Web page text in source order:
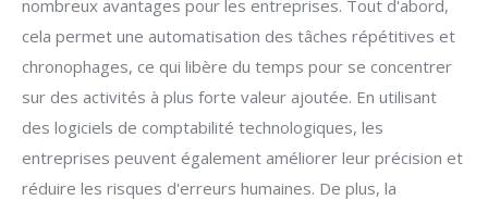
nombreux avantages pour les entreprises. Tout d'abord,
cela permet une automatisation des tâches répétitives et
chronophages, ce qui libère du temps pour se concentrer
sur des activités à plus forte valeur ajoutée. En utilisant
des logiciels de comptabilité technologiques, les
entreprises peuvent également améliorer leur précision et
réduire les risques d'erreurs humaines. De plus, la